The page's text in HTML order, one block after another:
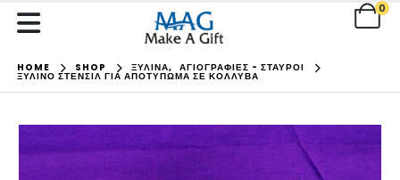
0
HOME SHOP ΞΥΛΙΝΑ, ΑΓΙΟΓΡΑΦΙΕΣ - ΣΤΑΥΡΟΙ
ΞΎΛΙΝΟ ΣΤΈΝΣΙΛ ΓΙΑ ΑΠΟΤΎΠΩΜΑ ΣΕ ΚΌΛΛΥΒΑ